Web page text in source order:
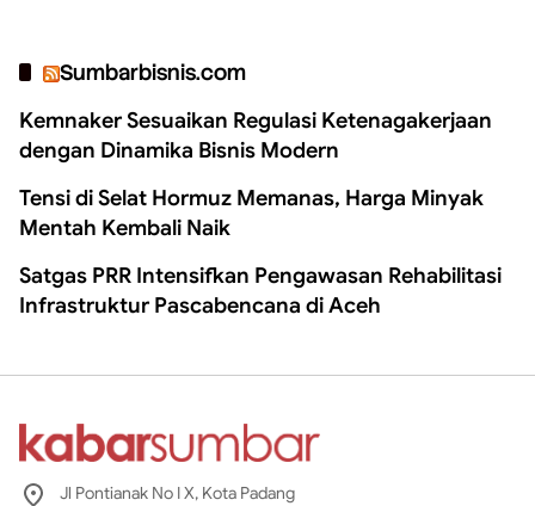
Sumbarbisnis.com
Kemnaker Sesuaikan Regulasi Ketenagakerjaan
dengan Dinamika Bisnis Modern
Tensi di Selat Hormuz Memanas, Harga Minyak
Mentah Kembali Naik
Satgas PRR Intensifkan Pengawasan Rehabilitasi
Infrastruktur Pascabencana di Aceh
Jl Pontianak No I X, Kota Padang